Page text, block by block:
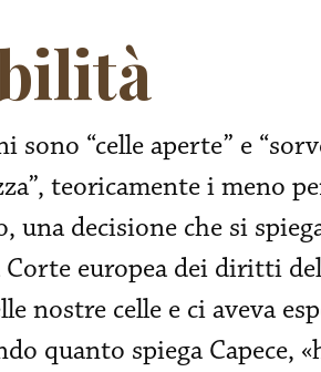
sono “celle aperte” e
teoricamente i meno
una decisione che si
europea dei diritti
nostre celle e ci aveva
quanto spiega